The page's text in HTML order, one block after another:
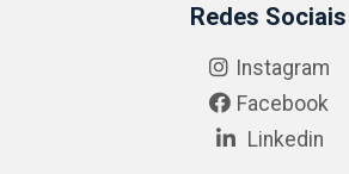
Redes Sociais
Instagram
Facebook
Linkedin